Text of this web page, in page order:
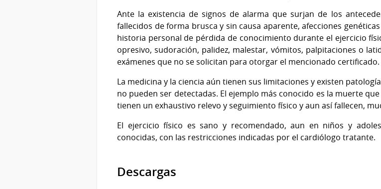
Ante la existencia de signos de alarma que surjan de los
fallecidos de forma brusca y sin causa aparente, afecciones
historia personal de pérdida de conocimiento durante el ejercicio
opresivo, sudoración, palidez, malestar, vómitos, palpitaciones o
exámenes que no se solicitan para otorgar el mencionado certificado.
La medicina y la ciencia aún tienen sus limitaciones y existen
no pueden ser detectadas. El ejemplo más conocido es la muerte
tienen un exhaustivo relevo y seguimiento físico y aun así fallecen,
El ejercicio físico es sano y recomendado, aun en niños y
conocidas, con las restricciones indicadas por el cardiólogo tratante.
Descargas